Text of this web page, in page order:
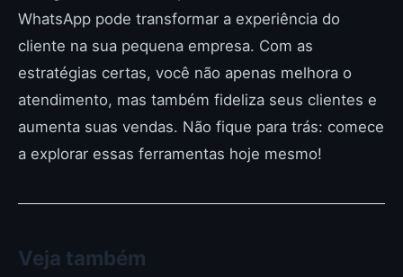
WhatsApp pode transformar a experiência do
cliente na sua pequena empresa. Com as
estratégias certas, você não apenas melhora o
atendimento, mas também fideliza seus clientes e
aumenta suas vendas. Não fique para trás: comece
a explorar essas ferramentas hoje mesmo!
Veja também